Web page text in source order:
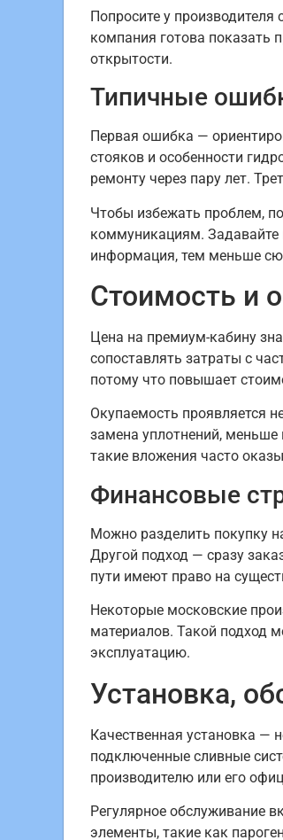
Попросите у
компания готова показать
открытости.
Типичные
Первая ошибка —
стояков и особенности
ремонту через пару лет.
Чтобы избежать проблем,
коммуникациям. Задавайте
информация, тем меньше
Стоимость и
Цена на премиум-кабину
сопоставлять затраты с
потому что повышает
Окупаемость проявляется
замена уплотнений,
такие вложения часто
Финансовые
Можно разделить покупку
Другой подход — сразу
пути имеют право на
Некоторые московские
материалов. Такой подход
эксплуатацию.
Установка,
Качественная установка —
подключенные сливные
производителю или его
Регулярное обслуживание
элементы, такие как